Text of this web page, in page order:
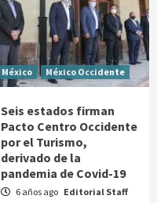
México México Occidente
Seis estados firman
Pacto Centro Occidente
por el Turismo,
derivado de la
pandemia de Covid-19
6 años ago Editorial Staff